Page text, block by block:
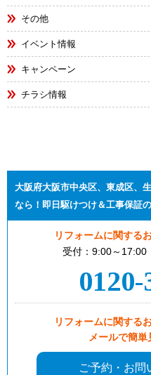
その他
イベント情報
キャンペーン
チラシ情報
大阪府大阪市中央区、東成区、
なら！即日駆けつけ＆工事保証
リフォームに関する
受付：9:00～
リフォームに関する
メールで簡単
ご予約・お問